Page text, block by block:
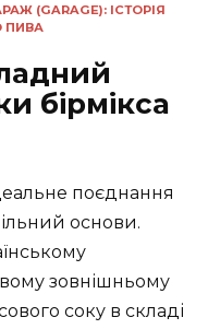
(GARAGE): ІСТОРІЯ
ПИВА
бірмікса
поєднання
основи.
зовнішньому
соку в складі